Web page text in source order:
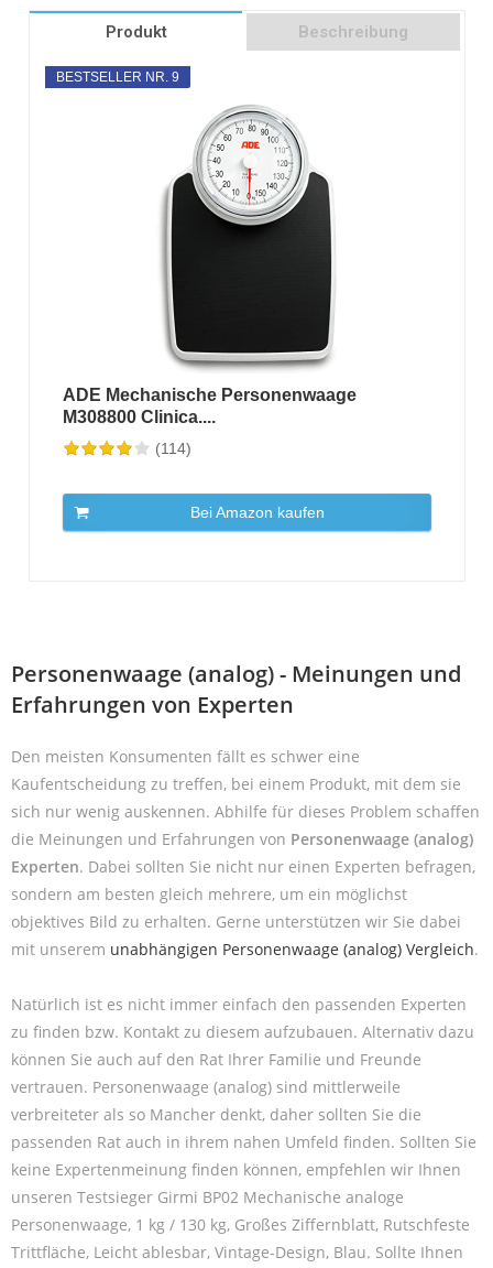
Produkt Beschreibung
BESTSELLER NR. 9
ADE Mechanische Personenwaage
M308800 Clinica....
(114)
Bei Amazon kaufen
Personenwaage (analog) - Meinungen und
Erfahrungen von Experten
Den meisten Konsumenten fällt es schwer eine
Kaufentscheidung zu treffen, bei einem Produkt, mit dem sie
sich nur wenig auskennen. Abhilfe für dieses Problem schaffen
die Meinungen und Erfahrungen von Personenwaage (analog)
Experten. Dabei sollten Sie nicht nur einen Experten befragen,
sondern am besten gleich mehrere, um ein möglichst
objektives Bild zu erhalten. Gerne unterstützen wir Sie dabei
mit unserem unabhängigen Personenwaage (analog) Vergleich.
Natürlich ist es nicht immer einfach den passenden Experten
zu finden bzw. Kontakt zu diesem aufzubauen. Alternativ dazu
können Sie auch auf den Rat Ihrer Familie und Freunde
vertrauen. Personenwaage (analog) sind mittlerweile
verbreiteter als so Mancher denkt, daher sollten Sie die
passenden Rat auch in ihrem nahen Umfeld finden. Sollten Sie
keine Expertenmeinung finden können, empfehlen wir Ihnen
unseren Testsieger Girmi BP02 Mechanische analoge
Personenwaage, 1 kg / 130 kg, Großes Ziffernblatt, Rutschfeste
Trittfläche, Leicht ablesbar, Vintage-Design, Blau. Sollte Ihnen